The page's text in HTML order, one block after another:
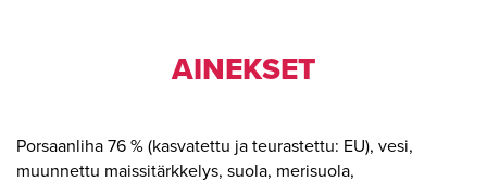
AINEKSET
Porsaanliha 76 % (kasvatettu ja teurastettu: EU), vesi,
muunnettu maissitärkkelys, suola, merisuola,